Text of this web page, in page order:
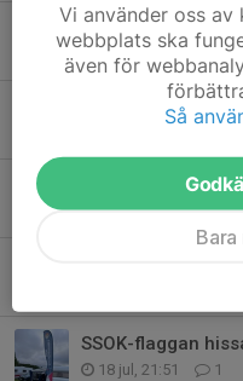
Klubbmästerskap
29 jul, 12:17
O-ringen 2026 är
Etappseger för
24 jul, 19:37 2
18 jul, 21:51 1
Vi använder oss
webbplats ska
även för
Så
Bara